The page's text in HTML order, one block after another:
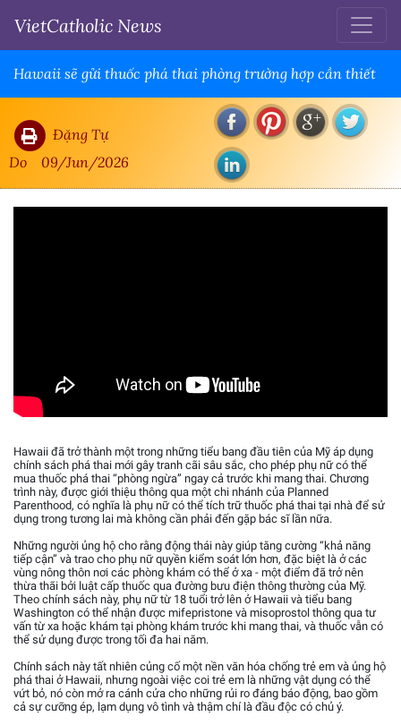
VietCatholic News
Hawaii sẽ gửi thuốc phá thai phòng trường hợp cần thiết
Đặng Tự
Do
09/Jun/2026
Hawaii đã trở thành một trong những tiểu bang đầu tiên của Mỹ áp dụng
chính sách phá thai mới gây tranh cãi sâu sắc, cho phép phụ nữ có thể
mua thuốc phá thai “phòng ngừa” ngay cả trước khi mang thai. Chương
trình này, được giới thiệu thông qua một chi nhánh của Planned
Parenthood, có nghĩa là phụ nữ có thể tích trữ thuốc phá thai tại nhà để sử
dụng trong tương lai mà không cần phải đến gặp bác sĩ lần nữa.
Những người ủng hộ cho rằng động thái này giúp tăng cường “khả năng
tiếp cận” và trao cho phụ nữ quyền kiểm soát lớn hơn, đặc biệt là ở các
vùng nông thôn nơi các phòng khám có thể ở xa - một điểm đã trở nên
thừa thãi bởi luật cấp thuốc qua đường bưu điện thông thường của Mỹ.
Theo chính sách này, phụ nữ từ 18 tuổi trở lên ở Hawaii và tiểu bang
Washington có thể nhận được mifepristone và misoprostol thông qua tư
vấn từ xa hoặc khám tại phòng khám trước khi mang thai, và thuốc vẫn có
thể sử dụng được trong tối đa hai năm.
Chính sách này tất nhiên củng cố một nền văn hóa chống trẻ em và ủng hộ
phá thai ở Hawaii, nhưng ngoài việc coi trẻ em là những vật dụng có thể
vứt bỏ, nó còn mở ra cánh cửa cho những rủi ro đáng báo động, bao gồm
cả sự cưỡng ép, lạm dụng vô tình và thậm chí là đầu độc có chủ ý.